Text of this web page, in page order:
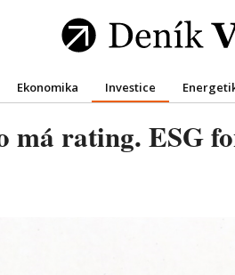
Ekonomika Investice
má rating. ESG